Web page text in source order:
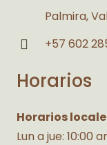
Palmira,
+57 602
Horarios
Horarios
Lun a jue: 10:00